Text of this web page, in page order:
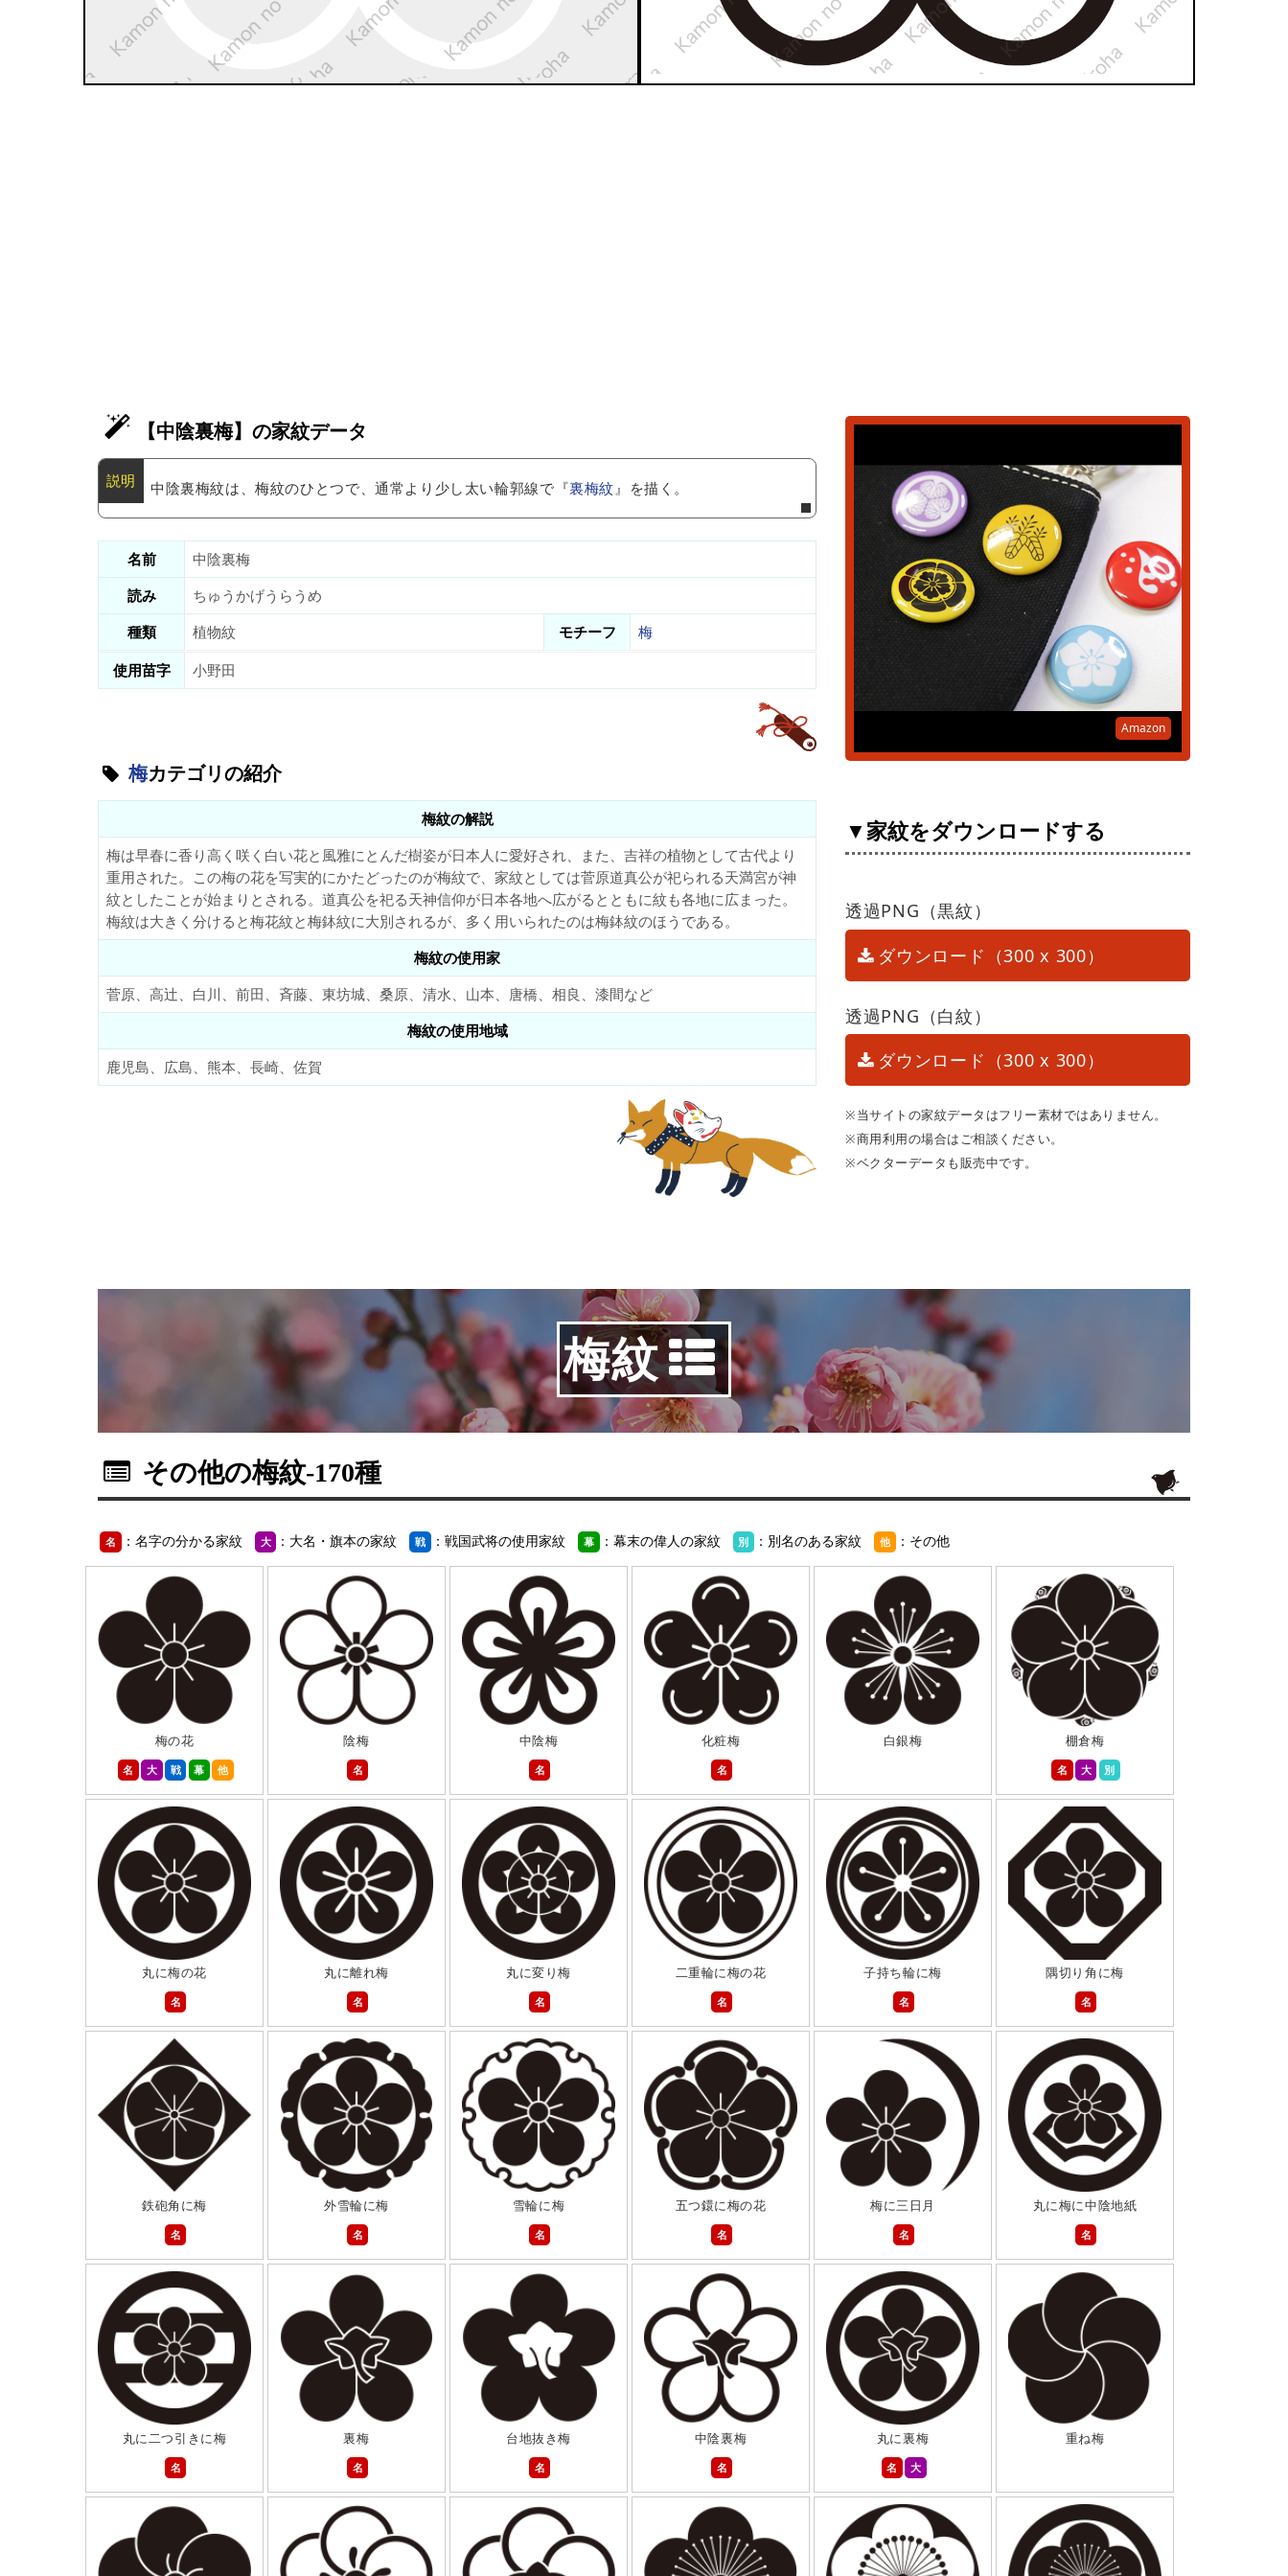
【中陰裏梅】の家紋データ
中陰裏梅紋は、梅紋のひとつで、通常より少し太い輪郭線で『裏梅紋』を描く。
名前
中陰裏梅
読み
ちゅうかげうらうめ
種類
植物紋 モチーフ
梅
使用苗字
小野田
梅カテゴリの紹介
梅紋の解説
梅は早春に香り高く咲く白い花と風雅にとんだ樹姿が日本人に愛好され、また、吉祥の植物として古代より
重用された。この梅の花を写実的にかたどったのが梅紋で、家紋としては菅原道真公が祀られる天満宮が神
紋としたことが始まりとされる。道真公を祀る天神信仰が日本各地へ広がるとともに紋も各地に広まった。
梅紋は大きく分けると梅花紋と梅鉢紋に大別されるが、多く用いられたのは梅鉢紋のほうである。
梅紋の使用家
菅原、高辻、白川、前田、斉藤、東坊城、桑原、清水、山本、唐橋、相良、漆間など
梅紋の使用地域
鹿児島、広島、熊本、長崎、佐賀
Amazon
▼家紋をダウンロードする
透過PNG（黒紋）
ダウンロード（300 x 300）
透過PNG（白紋）
ダウンロード（300 x 300）
※当サイトの家紋データはフリー素材ではありません。
※商用利用の場合はご相談ください。
※ベクターデータも販売中です。
梅紋
その他の梅紋-170種
名 ：名字の分かる家紋 大 ：大名・旗本の家紋 戦 ：戦国武将の使用家紋 幕 ：幕末の偉人の家紋 別 ：別名のある家紋 他 ：その他
梅の花
名
大 戦 幕 他
陰梅
名
中陰梅
名
化粧梅
名
白銀梅
棚倉梅
名
大 別
丸に梅の花
名
丸に離れ梅
名
丸に変り梅
名
二重輪に梅の花
名
子持ち輪に梅
名
隅切り角に梅
名
鉄砲角に梅
名
外雪輪に梅
名
雪輪に梅
名
五つ鐶に梅の花
名
梅に三日月
名
丸に梅に中陰地紙
名
丸に二つ引きに梅
名
裏梅
名
台地抜き梅
名
中陰裏梅
名
丸に裏梅
名
大
重ね梅